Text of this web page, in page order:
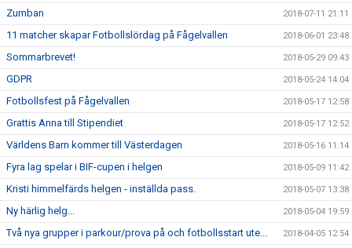
Zumban 2018-07-11 21:11
11 matcher skapar Fotbollslördag på Fågelvallen 2018-06-01 23:48
Sommarbrevet! 2018-05-29 09:43
GDPR 2018-05-24 14:04
Fotbollsfest på Fågelvallen 2018-05-17 12:58
Grattis Anna till Stipendiet 2018-05-17 12:52
Världens Barn kommer till Västerdagen 2018-05-16 11:14
Fyra lag spelar i BIF-cupen i helgen 2018-05-09 11:42
Kristi himmelfärds helgen - inställda pass. 2018-05-07 13:38
Ny härlig helg... 2018-05-04 19:59
Två nya grupper i parkour/prova på och fotbollsstart ute... 2018-04-05 12:54